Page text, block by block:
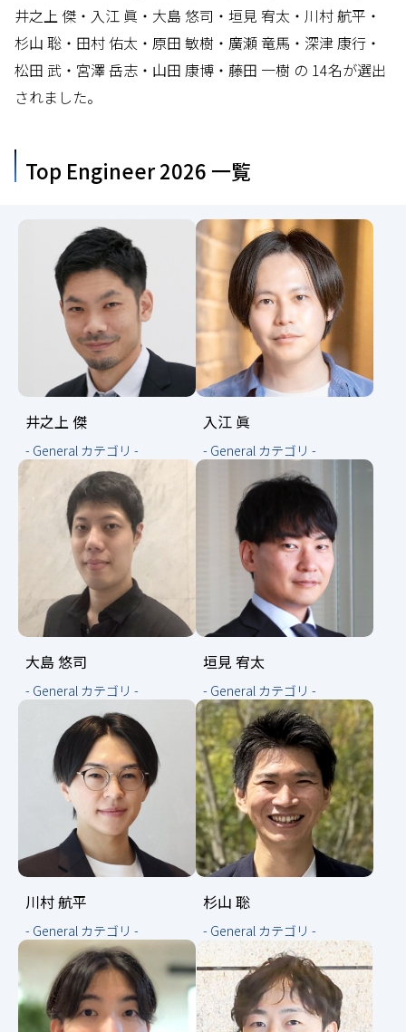
井之上 傑・入江 眞・大島 悠司・垣見 宥太・川村 航平・
杉山 聡・田村 佑太・原田 敏樹・廣瀬 竜馬・深津 康行・
松田 武・宮澤 岳志・山田 康博・藤田 一樹 の 14名が選出
されました。
Top Engineer 2026 一覧
井之上 傑
- General カテゴリ -
入江 眞
- General カテゴリ -
大島 悠司
- General カテゴリ -
垣見 宥太
- General カテゴリ -
川村 航平
- General カテゴリ -
杉山 聡
- General カテゴリ -